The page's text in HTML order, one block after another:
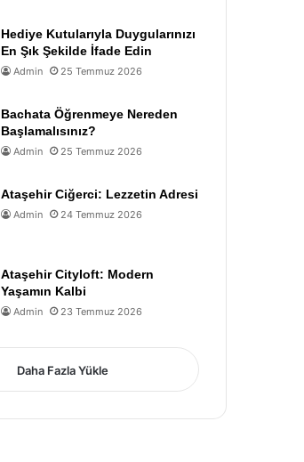
Hediye Kutularıyla Duygularınızı
En Şık Şekilde İfade Edin
Admin 25 Temmuz 2026
Bachata Öğrenmeye Nereden
Başlamalısınız?
Admin 25 Temmuz 2026
Ataşehir Ciğerci: Lezzetin Adresi
Admin 24 Temmuz 2026
Ataşehir Cityloft: Modern
Yaşamın Kalbi
Admin 23 Temmuz 2026
Daha Fazla Yükle